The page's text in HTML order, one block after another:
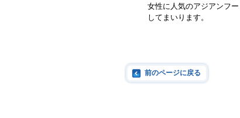
女性に人気のアジアンフ
してまいります。
前のページに戻る